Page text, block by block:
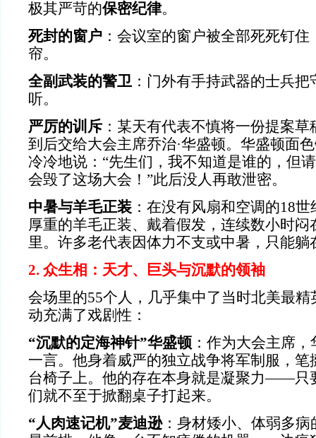
极其严苛的保密纪律。
死封的窗户 ：会议室的窗户被全部死死钉
帘。
全副武装的警卫 ：门外有手持武器的士兵
听。
严厉的训斥 ：某天有代表不慎将一份提案
到后交给大会主席乔治·华盛顿。华盛顿面
冷冷地说：“先生们，我不知道是谁的，但
会毁了这场大会！”此后没人再敢泄密。
中暑与羊毛正装 ：在没有风扇和空调的18
厚重的羊毛正装、戴着假发，连续数小时闷
里。许多老代表因体力不支或中暑，只能躺
2. 众生相：天才、巨头与沉默的领袖
会场里的55个人，几乎集中了当时北美最
动充满了戏剧性：
“沉默的定海神针”华盛顿 ：作为大会主席
一言。他身着威严的独立战争将军制服，笔
台椅子上。他的存在本身就是凝聚力——只
们就不至于掀翻桌子打起来。
“人肉速记机”麦迪逊：身材矮小、体弱多病